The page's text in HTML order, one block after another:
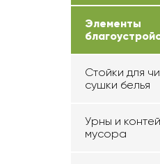
Элементы
Стойки для
сушки белья
Урны и
мусора